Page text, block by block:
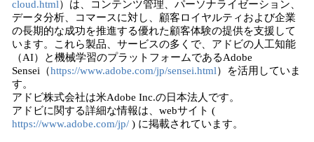
cloud.html）は、コンテンツ管理、パーソナライゼーション、
データ分析、コマースに対し、顧客ロイヤルティおよび企業
の長期的な成功を推進する優れた顧客体験の提供を支援して
います。これら製品、サービスの多くで、アドビの人工知能
（AI）と機械学習のプラットフォームであるAdobe
Sensei（https://www.adobe.com/jp/sensei.html）を活用していま
す。
アドビ株式会社は米Adobe Inc.の日本法人です。
アドビに関する詳細な情報は、webサイト (
https://www.adobe.com/jp/ ) に掲載されています。